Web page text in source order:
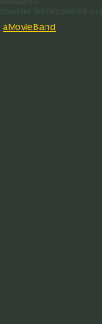
aMovieBand